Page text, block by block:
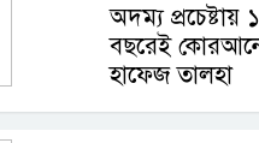
অদম্য প্রচেষ্টায়
বছরেই
হাফেজ তালহা